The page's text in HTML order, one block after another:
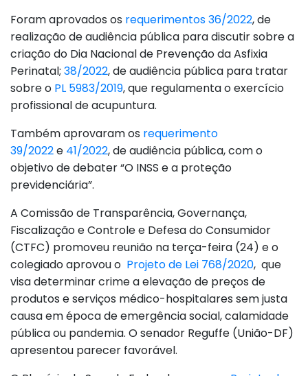
Foram aprovados os requerimentos 36/2022, de
realização de audiência pública para discutir sobre a
criação do Dia Nacional de Prevenção da Asfixia
Perinatal; 38/2022, de audiência pública para tratar
sobre o PL 5983/2019, que regulamenta o exercício
profissional de acupuntura.
Também aprovaram os requerimento
39/2022e 41/2022, de audiência pública, com o
objetivo de debater “O INSS e a proteção
previdenciária”.
A Comissão de Transparência, Governança,
Fiscalização e Controle e Defesa do Consumidor
(CTFC) promoveu reunião na terça-feira (24) e o
colegiado aprovou o Projeto de Lei 768/2020, que
visa determinar crime a elevação de preços de
produtos e serviços médico-hospitalares sem justa
causa em época de emergência social, calamidade
pública ou pandemia. O senador Reguffe (União-DF)
apresentou parecer favorável.